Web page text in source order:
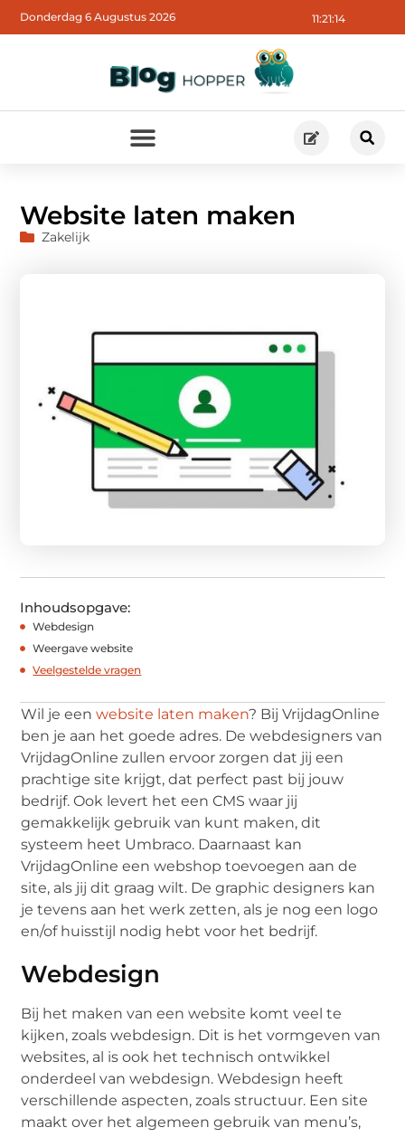
11:21:15
Donderdag 6 Augustus 2026
Website laten maken
Zakelijk
Inhoudsopgave:
Webdesign
Weergave website
Veelgestelde vragen
Wil je eenwebsite laten maken? Bij VrijdagOnline
ben je aan het goede adres. De webdesigners van
VrijdagOnline zullen ervoor zorgen dat jij een
prachtige site krijgt, dat perfect past bij jouw
bedrijf. Ook levert het een CMS waar jij
gemakkelijk gebruik van kunt maken, dit
systeem heet Umbraco. Daarnaast kan
VrijdagOnline een webshop toevoegen aan de
site, als jij dit graag wilt. De graphic designers kan
je tevens aan het werk zetten, als je nog een logo
en/of huisstijl nodig hebt voor het bedrijf.
Webdesign
Bij het maken van een website komt veel te
kijken, zoals webdesign. Dit is het vormgeven van
websites, al is ook het technisch ontwikkel
onderdeel van webdesign. Webdesign heeft
verschillende aspecten, zoals structuur. Een site
maakt over het algemeen gebruik van menu’s,